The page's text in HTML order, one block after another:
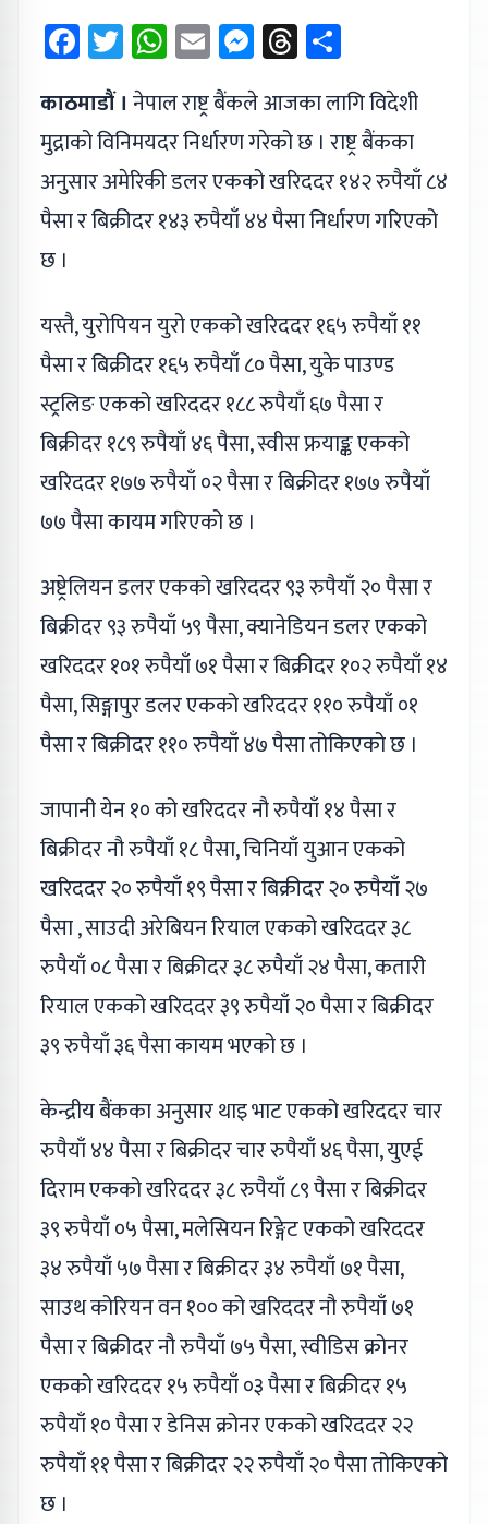
Facebook
Twitter
WhatsApp
EmailMessenger
Threads
काठमाडौं । नेपाल राष्ट्र बैंकले आजका लागि विदेशी
मुद्राको विनिमयदर निर्धारण गरेको छ । राष्ट्र बैंकका
अनुसार अमेरिकी डलर एकको खरिददर १४२ रुपैयाँ ८४
पैसा र बिक्रीदर १४३ रुपैयाँ ४४ पैसा निर्धारण गरिएको
छ ।
यस्तै, युरोपियन युरो एकको खरिददर १६५ रुपैयाँ ११
पैसा र बिक्रीदर १६५ रुपैयाँ ८० पैसा, युके पाउण्ड
स्ट्रलिङ एकको खरिददर १८८ रुपैयाँ ६७ पैसा र
बिक्रीदर १८९ रुपैयाँ ४६ पैसा, स्वीस फ्रयाङ्क एकको
खरिददर १७७ रुपैयाँ ०२ पैसा र बिक्रीदर १७७ रुपैयाँ
७७ पैसा कायम गरिएको छ ।
अष्ट्रेलियन डलर एकको खरिददर ९३ रुपैयाँ २० पैसा र
बिक्रीदर ९३ रुपैयाँ ५९ पैसा, क्यानेडियन डलर एकको
खरिददर १०१ रुपैयाँ ७१ पैसा र बिक्रीदर १०२ रुपैयाँ १४
पैसा, सिङ्गापुर डलर एकको खरिददर ११० रुपैयाँ ०१
पैसा र बिक्रीदर ११० रुपैयाँ ४७ पैसा तोकिएको छ ।
जापानी येन १० को खरिददर नौ रुपैयाँ १४ पैसा र
बिक्रीदर नौ रुपैयाँ १८ पैसा, चिनियाँ युआन एकको
खरिददर २० रुपैयाँ १९ पैसा र बिक्रीदर २० रुपैयाँ २७
पैसा , साउदी अरेबियन रियाल एकको खरिददर ३८
रुपैयाँ ०८ पैसा र बिक्रीदर ३८ रुपैयाँ २४ पैसा, कतारी
रियाल एकको खरिददर ३९ रुपैयाँ २० पैसा र बिक्रीदर
३९ रुपैयाँ ३६ पैसा कायम भएको छ ।
केन्द्रीय बैंकका अनुसार थाइ भाट एकको खरिददर चार
रुपैयाँ ४४ पैसा र बिक्रीदर चार रुपैयाँ ४६ पैसा, युएई
दिराम एकको खरिददर ३८ रुपैयाँ ८९ पैसा र बिक्रीदर
३९ रुपैयाँ ०५ पैसा, मलेसियन रिङ्गेट एकको खरिददर
३४ रुपैयाँ ५७ पैसा र बिक्रीदर ३४ रुपैयाँ ७१ पैसा,
साउथ कोरियन वन १०० को खरिददर नौ रुपैयाँ ७१
पैसा र बिक्रीदर नौ रुपैयाँ ७५ पैसा, स्वीडिस क्रोनर
एकको खरिददर १५ रुपैयाँ ०३ पैसा र बिक्रीदर १५
रुपैयाँ १० पैसा र डेनिस क्रोनर एकको खरिददर २२
रुपैयाँ ११ पैसा र बिक्रीदर २२ रुपैयाँ २० पैसा तोकिएको
छ ।